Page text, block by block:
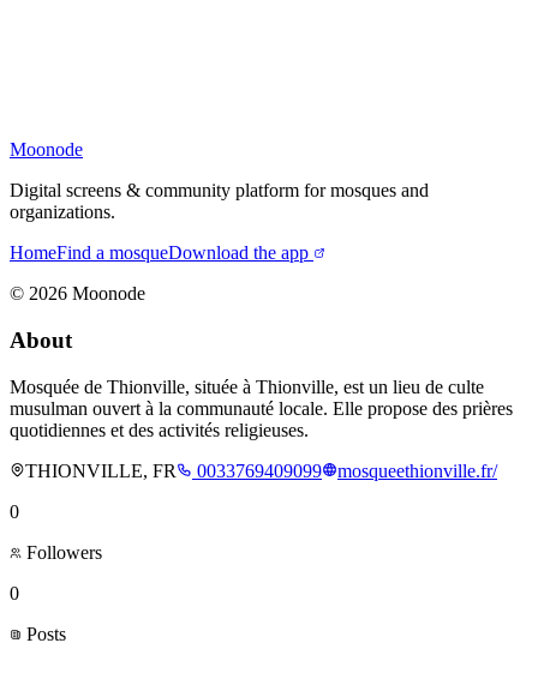
Moonode
Digital screens & community platform for mosques and
organizations.
HomeFind a mosqueDownload the app
© 2026 Moonode
About
Mosquée de Thionville, située à Thionville, est un lieu de culte
musulman ouvert à la communauté locale. Elle propose des prières
quotidiennes et des activités religieuses.
THIONVILLE, FR
0033769409099
mosqueethionville.fr/
0
Followers
0
Posts